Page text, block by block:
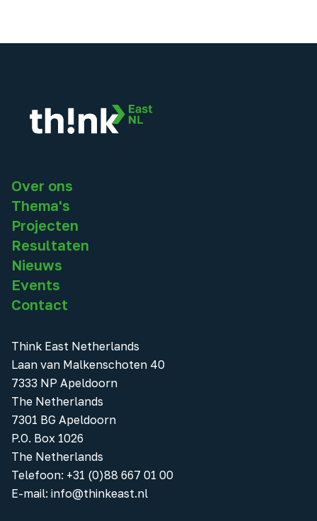
Over ons
Thema's
Projecten
Resultaten
Nieuws
Events
Contact
Think East Netherlands
Laan van Malkenschoten 40
7333 NP Apeldoorn
The Netherlands
7301 BG Apeldoorn
P.O. Box 1026
The Netherlands
Telefoon: +31 (0)88 667 01 00
E-mail: info@thinkeast.nl